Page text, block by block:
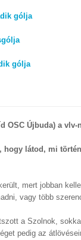
gólja
gólja
OSC Újbuda) a vlv-
hogy látod, mi
mert jobban
vagy több
a Szolnok,
pedig az